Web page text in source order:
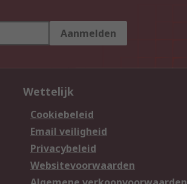
Aanmelden
Wettelijk
Cookiebeleid
Email veiligheid
Privacybeleid
Websitevoorwaarden